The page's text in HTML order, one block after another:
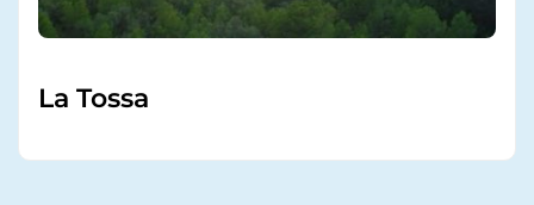
La Tossa